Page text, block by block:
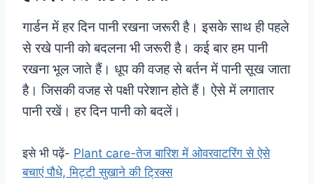
गार्डन में हर दिन पानी रखना जरूरी है। इसके साथ ही पहले
से रखे पानी को बदलना भी जरूरी है। कई बार हम पानी
रखना भूल जाते हैं। धूप की वजह से बर्तन में पानी सूख जाता
है। जिसकी वजह से पक्षी परेशान होते हैं। ऐसे में लगातार
पानी रखें। हर दिन पानी को बदलें।
इसे भी पढ़ें- Plant care-तेज बारिश में ओवरवाटरिंग से ऐसे
बचाएं पौधे, मिट्टी सुखाने की ट्रिक्स